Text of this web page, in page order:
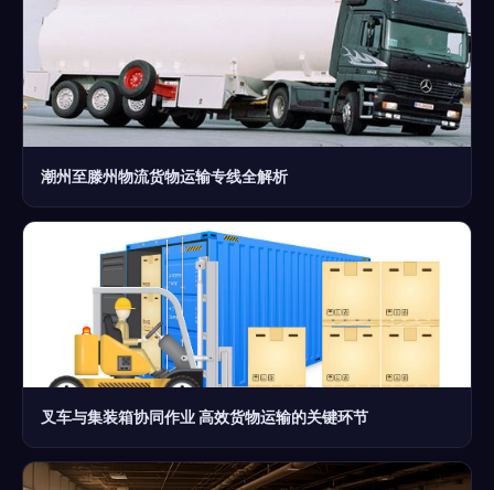
潮州至滕州物流货物运输专线全解析
叉车与集装箱协同作业 高效货物运输的关键环节